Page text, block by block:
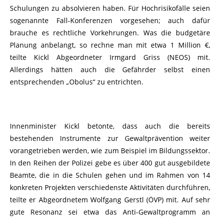
Schulungen zu absolvieren haben. Für Hochrisikofälle seien
sogenannte Fall-Konferenzen vorgesehen; auch dafür
brauche es rechtliche Vorkehrungen. Was die budgetäre
Planung anbelangt, so rechne man mit etwa 1 Million €,
teilte Kickl Abgeordneter Irmgard Griss (NEOS) mit.
Allerdings hätten auch die Gefährder selbst einen
entsprechenden „Obolus“ zu entrichten.
Innenminister Kickl betonte, dass auch die bereits
bestehenden Instrumente zur Gewaltprävention weiter
vorangetrieben werden, wie zum Beispiel im Bildungssektor.
In den Reihen der Polizei gebe es über 400 gut ausgebildete
Beamte, die in die Schulen gehen und im Rahmen von 14
konkreten Projekten verschiedenste Aktivitäten durchführen,
teilte er Abgeordnetem Wolfgang Gerstl (ÖVP) mit. Auf sehr
gute Resonanz sei etwa das Anti-Gewaltprogramm an